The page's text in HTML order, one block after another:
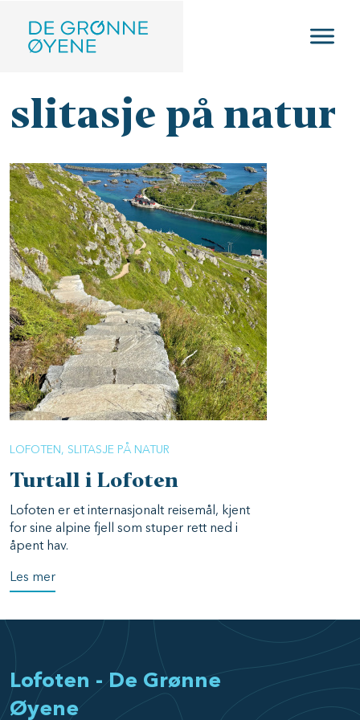
slitasje på natur
Image
LOFOTEN SLITASJE PÅ NATUR
Turtall i Lofoten
Lofoten er et internasjonalt reisemål, kjent
for sine alpine fjell som stuper rett ned i
åpent hav.
Les mer
Lofoten - De Grønne
Øyene